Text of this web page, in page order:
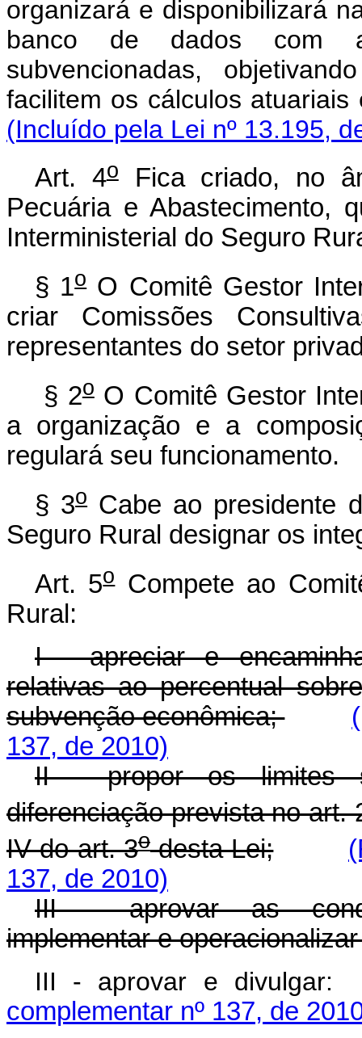
organizará e disponibilizará
banco de dados com
subvencionadas,
facilitem os cálculos
(Incluído pela Lei nº 13.195,
Art. 4oFica criado, no
Pecuária e Abastecimento,
Interministerial do Seguro
§ 1oO Comitê Gestor
criar Comissões
representantes do setor
§ 2oO Comitê Gestor
a organização e a
regulará seu funcionamento.
§ 3oCabe ao presidente
Seguro Rural designar os
Art. 5oCompete ao
Rural:
I - apreciar e
relativas ao percentual
subvenção econômica;
137, de 2010)
II - propor os limites
diferenciação prevista no art.
IV do art. 3odesta Lei;
137, de 2010)
III - aprovar as
implementar e
III - aprovar e
complementar nº 137, de